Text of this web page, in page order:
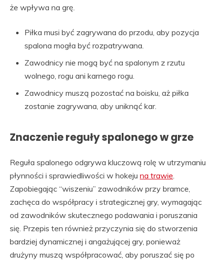
że wpływa na grę.
Piłka musi być zagrywana do przodu, aby pozycja
spalona mogła być rozpatrywana.
Zawodnicy nie mogą być na spalonym z rzutu
wolnego, rogu ani karnego rogu.
Zawodnicy muszą pozostać na boisku, aż piłka
zostanie zagrywana, aby uniknąć kar.
Znaczenie reguły spalonego w grze
Reguła spalonego odgrywa kluczową rolę w utrzymaniu
płynności i sprawiedliwości w hokeju na trawie.
Zapobiegając “wiszeniu” zawodników przy bramce,
zachęca do współpracy i strategicznej gry, wymagając
od zawodników skutecznego podawania i poruszania
się. Przepis ten również przyczynia się do stworzenia
bardziej dynamicznej i angażującej gry, ponieważ
drużyny muszą współpracować, aby poruszać się po